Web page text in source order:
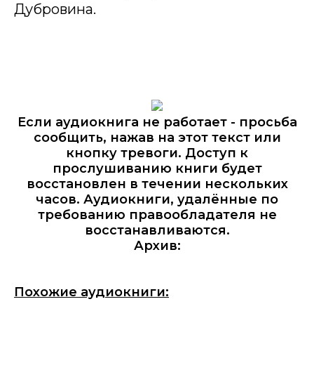
Дубровина.
Если аудиокнига не работает - просьба
сообщить, нажав на этот текст или
кнопку тревоги. Доступ к
прослушиванию книги будет
восстановлен в течении нескольких
часов. Аудиокниги, удалённые по
требованию правообладателя не
восстанавливаются.
Архив:
Похожие аудиокниги: